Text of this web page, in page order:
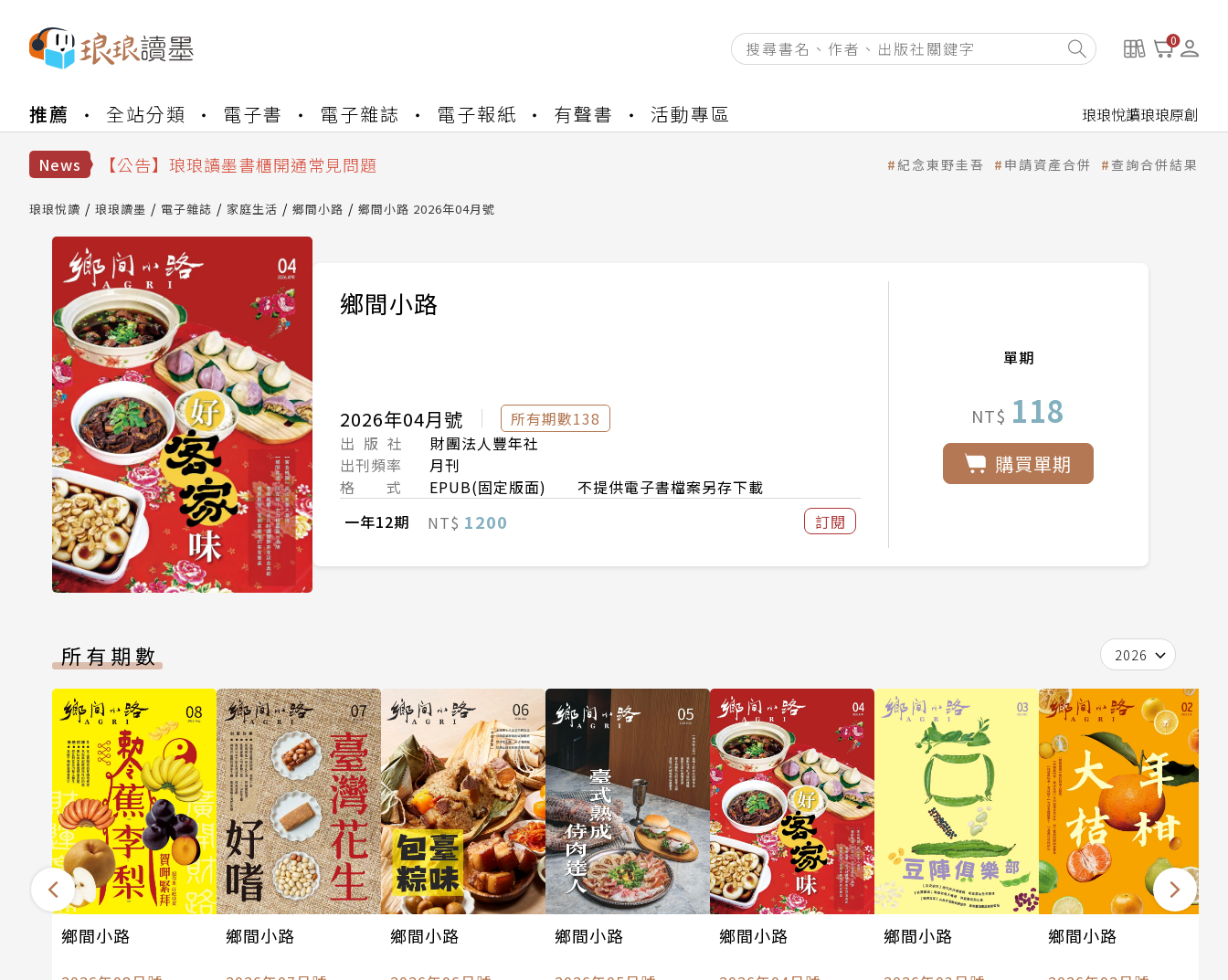
0
推薦 全站分類 電子書 電子雜誌 電子報紙 有聲書 活動專區 琅琅悅讀琅琅原創
News
【公告】因 Readmoo 讀墨系統維護中，本站同步暫停部分閱讀服務
【公告】琅琅讀墨書櫃開通常見問題
【公告】琅琅書店服務升級重要說明及資產合併結果查詢
【公告】因 Readmoo 讀墨系統維護中，本站同步暫停部分閱讀服務
紀念東野圭吾 申請資產合併 查詢合併結果
琅琅悅讀 琅琅讀墨 電子雜誌 家庭生活 鄉間小路 鄉間小路 2026年04月號
鄉間小路
2026年04月號
所有期數138
出 版 社
財團法人豐年社
出刊頻率
月刊
格 式
EPUB(固定版面) 不提供電子書檔案另存下載
一年12期
NT$ 1200 訂閱
單期
NT$ 118
購買單期
所有期數 2026
鄉間小路 鄉間小路 鄉間小路 鄉間小路 鄉間小路 鄉間小路 鄉間小路